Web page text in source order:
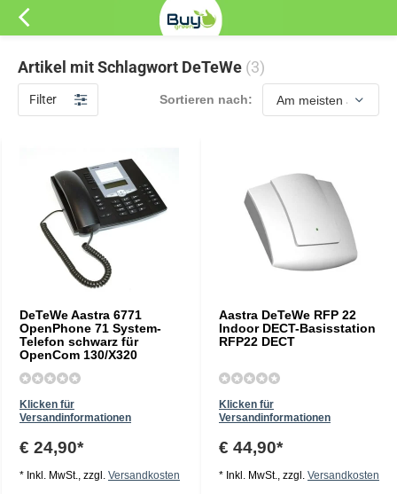
Artikel mit Schlagwort DeTeWe (3)
Filter Sortieren nach:
DeTeWe Aastra 6771
OpenPhone 71 System-
Telefon schwarz für
OpenCom 130/X320
Klicken für
Versandinformationen
€ 24,90*
* Inkl. MwSt., zzgl. Versandkosten
Aastra DeTeWe RFP 22
Indoor DECT-Basisstation
RFP22 DECT
Klicken für
Versandinformationen
€ 44,90*
* Inkl. MwSt., zzgl. Versandkosten